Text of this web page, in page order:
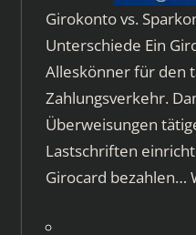
Girokonto vs.
Unterschiede Ein
Alleskönner für den
Zahlungsverkehr.
Überweisungen
Lastschriften
Girocard bezahlen…